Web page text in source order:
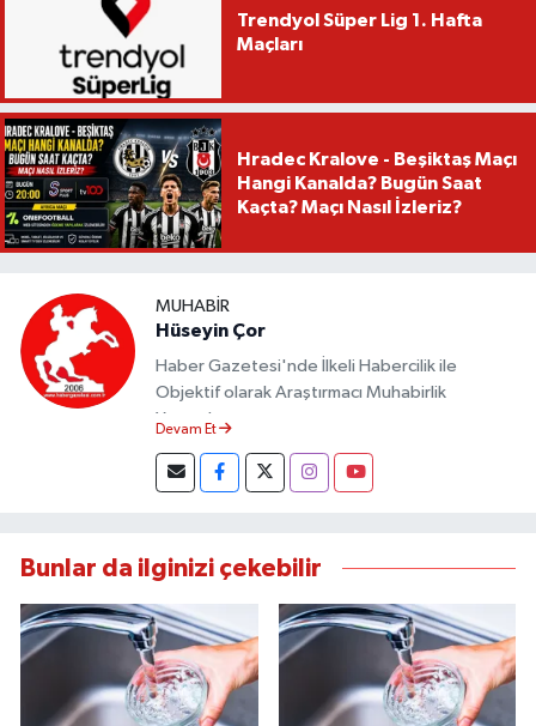
Trendyol Süper Lig 1. Hafta
Maçları
Hradec Kralove - Beşiktaş Maçı
Hangi Kanalda? Bugün Saat
Kaçta? Maçı Nasıl İzleriz?
MUHABIR
Hüseyin Çor
Haber Gazetesi'nde İlkeli Habercilik ile
Objektif olarak Araştırmacı Muhabirlik
Yapmaktayım.
Devam Et
Bunlar da ilginizi çekebilir